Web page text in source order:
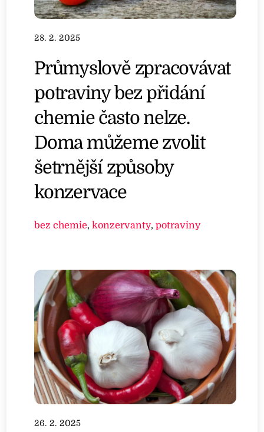
28. 2. 2025
Průmyslově zpracovávat
potraviny bez přidání
chemie často nelze.
Doma můžeme zvolit
šetrnější způsoby
konzervace
bez chemie,konzervanty,potraviny
26. 2. 2025